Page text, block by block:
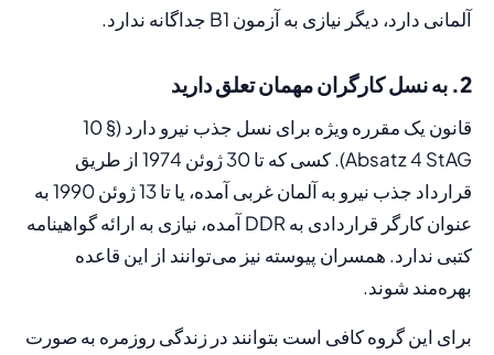
آلمانی دارد، دیگر نیازی به آزمون B1 جداگانه ندارد.
2. به نسل کارگران مهمان تعلق دارید
قانون یک مقرره ویژه برای نسل جذب نیرو دارد (§ 10
Absatz 4 StAG). کسی که تا 30 ژوئن 1974 از طریق
قرارداد جذب نیرو به آلمان غربی آمده، یا تا 13 ژوئن 1990 به
عنوان کارگر قراردادی به DDR آمده، نیازی به ارائه گواهینامه
کتبی ندارد. همسران پیوسته نیز می‌توانند از این قاعده
بهره‌مند شوند.
برای این گروه کافی است بتوانند در زندگی روزمره به صورت